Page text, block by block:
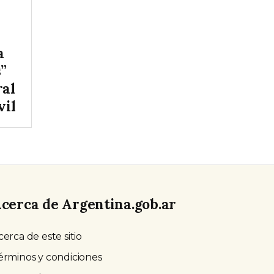
de Argentina.gob.ar
de este sitio
y condiciones